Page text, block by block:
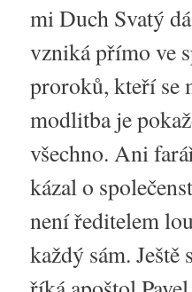
mi Duch Svatý
vzniká přímo ve
proroků, kteří se
modlitba je
všechno. Ani
kázal o
není ředitelem
každý sám.